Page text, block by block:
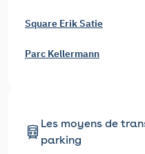
Square Erik Satie
Parc Kellermann
Les moyens de
parking